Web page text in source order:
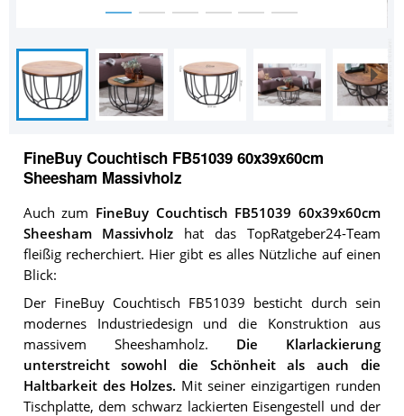
FineBuy Couchtisch FB51039 60x39x60cm
Sheesham Massivholz
Auch zum FineBuy Couchtisch FB51039 60x39x60cm
Sheesham Massivholz hat das TopRatgeber24-Team
fleißig recherchiert. Hier gibt es alles Nützliche auf einen
Blick:
Der FineBuy Couchtisch FB51039 besticht durch sein
modernes Industriedesign und die Konstruktion aus
massivem Sheeshamholz. Die Klarlackierung
unterstreicht sowohl die Schönheit als auch die
Haltbarkeit des Holzes. Mit seiner einzigartigen runden
Tischplatte, dem schwarz lackierten Eisengestell und der